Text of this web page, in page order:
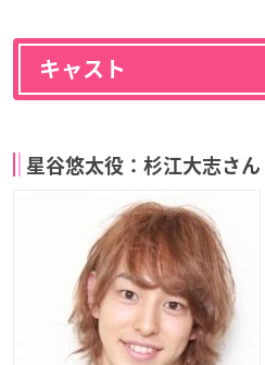
キャスト
星谷悠太役：杉江大志さん